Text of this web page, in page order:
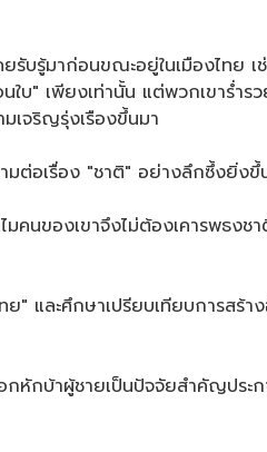
รู้มาก่อนขณะอยู่ในเมืองไทย
บ" เพียงเท่านั้น แต่พวกเขาร่
เจริญรุ่งเรืองขึ้นมา
มต่อเรื่อง "ชาติ" อย่างลึกซึ้งยิ่งขึ้
มคนของเขาจึงไม่ต้องเคารพ
" และศึกษาเปรียบเทียบการส
กหักบ้าผู้ชายเป็นปัจจัยสำคัญประ